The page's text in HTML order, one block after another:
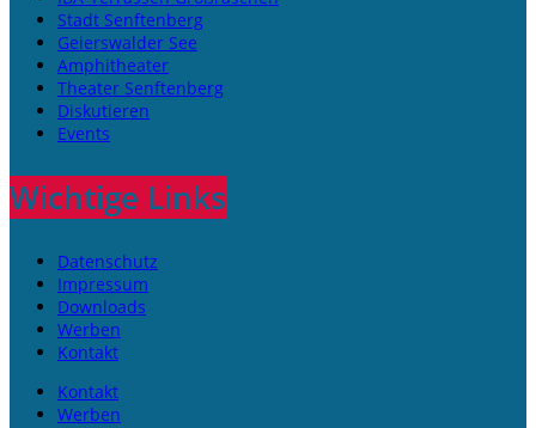
Stadt Senftenberg
Geierswalder See
Amphitheater
Theater Senftenberg
Diskutieren
Events
Wichtige Links
Datenschutz
Impressum
Downloads
Werben
Kontakt
Kontakt
Werben